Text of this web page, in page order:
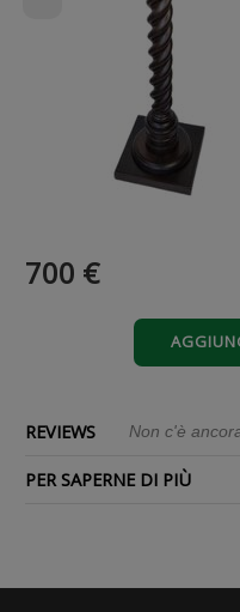
700 €
REVIEWS Non c'è
PER SAPERNE DI PIÙ